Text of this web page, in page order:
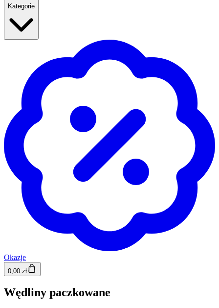
Kategorie
Okazje
0,00 zł
Wędliny paczkowane